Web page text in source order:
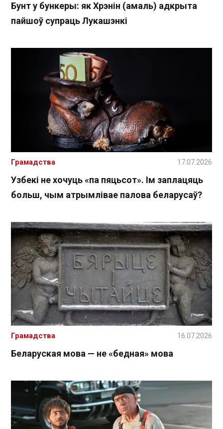
Бунт у бункеры: як Хрэнін (амаль) адкрыта
пайшоў супраць Лукашэнкі
Узбекі не хочуць «па пяцьсот». Ім заплацяць
больш, чым атрымлівае палова беларусаў?
Грамадства 17.07.2026
Беларуская мова — не «бедная» мова
Грамадства 16.07.2026